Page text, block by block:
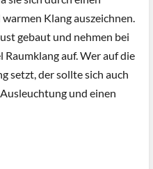
Klang auszeichnen.
gebaut und nehmen bei
auf. Wer auf die
setzt, der sollte sich auch
und einen